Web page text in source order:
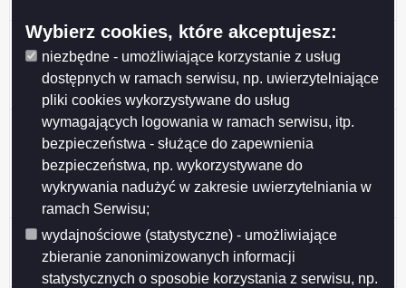
Wybierz cookies, które akceptujesz:
niezbędne - umożliwiające korzystanie z usług
dostępnych w ramach serwisu, np. uwierzytelniające
pliki cookies wykorzystywane do usług
wymagających logowania w ramach serwisu, itp.
bezpieczeństwa - służące do zapewnienia
bezpieczeństwa, np. wykorzystywane do
wykrywania nadużyć w zakresie uwierzytelniania w
ramach Serwisu;
wydajnościowe (statystyczne) - umożliwiające
zbieranie zanonimizowanych informacji
statystycznych o sposobie korzystania z serwisu, np.
Oferta pracy na stanowisku główny specjalista/-ka
nadzoru robót konstrukcyjnych w Wydziale Inwestycji
Urzędu Miejskiego w Suwałkach w wymiarze 1 etatu -
z dnia 2026-01-23
Oferta pracy na stanowisku
wychowawca/wychowawczyni -
koordynator/koordynatorka ds. opieki w Placówce
Opiekuńczo-Wychowawczej w Suwałkach w wymiarze
1 etatu - z dnia 2026-01-12
Oferta pracy na stanowisku inspektor nadzoru robót
drogowych w Wydziale Inwestycji Urzędu Miejskiego w
Suwałkach w wymiarze 1 etatu - z dnia 2025-12-31